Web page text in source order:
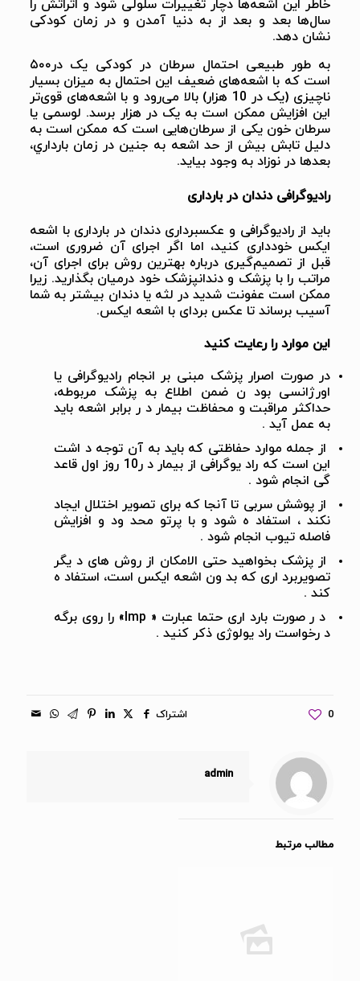
خاطر این اشعه‌ها دچار تغییرات سلولی شود و اثراتش را
سال‌ها بعد و بعد از به دنیا آمدن و در زمان کودکی
نشان دهد.
به طور طبیعی احتمال سرطان در کودکی یک در۵۰۰
است که با اشعه‌های ضعیف این احتمال به میزان بسیار
ناچیزی (یک در 10 هزار) بالا می‌رود و با اشعه‌های قوی‌تر
این افزایش ممکن است به یک در هزار برسد. لوسمی یا
سرطان خون یکی از سرطان‌هایی است که ممکن است به
دليل تابش بیش از حد اشعه به جنین در زمان بارداري،
بعد‌ها در نوزاد به وجود بیاید.
رادیوگرافی دندان دربارداری
باید از رادیوگرافی و عکسبرداری دندان در بارداری با اشعه
ایکس خودداری کنید، اما اگر اجرای آن ضروری است،
قبل از تصمیم‌گیری درباره بهترین روش برای اجرای آن،
مراتب را با پزشک و دندانپزشک خود درمیان بگذارید. زیرا
ممکن است عفونت شدید در لثه یا دندان بیشتر به شما
آسیب برساند تا عکس بردای با اشعه ایکس.
این موارد را رعایت کنید
در صورت اصرار پزشک مبنی بر انجام رادیوگرافی یا
اورژانسی بود ن ضمن اطلاع به پزشک مربوطه،
حداکثر مراقبت و محفاظت بیمار د ر برابر اشعه باید
به عمل آید .
از جمله موارد حفاظتی که باید به آن توجه د اشت
این است که راد یوگرافی از بیمار د ر10 روز اول قاعد
گی انجام شود .
از پوشش سربی تا آنجا که برای تصویر اختلال ایجاد
نکند ، استفاد ه شود و با پرتو محد ود و افزایش
فاصله تیوب انجام شود .
از پزشک بخواهید حتی الامکان از روش های د یگر
تصویربرد اری که بد ون اشعه ایکس است، استفاد ه
کند .
د ر صورت بارد اری حتما عبارت « lmp» را روی برگه
د رخواست راد یولوژی ذکر کنید .
اشتراک 0
admin
مطالب مرتبط